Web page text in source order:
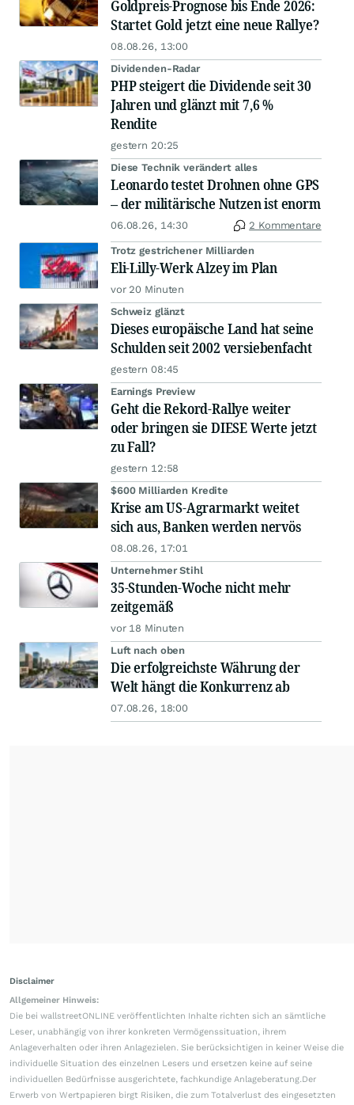
Goldpreis-Prognose bis Ende 2026:
Startet Gold jetzt eine neue Rallye?
08.08.26, 13:00
Dividenden-Radar
PHP steigert die Dividende seit 30
Jahren und glänzt mit 7,6 %
Rendite
gestern 20:25
Diese Technik verändert alles
Leonardo testet Drohnen ohne GPS
– der militärische Nutzen ist enorm
06.08.26, 14:30 2 Kommentare
Trotz gestrichener Milliarden
Eli-Lilly-Werk Alzey im Plan
vor 20 Minuten
Schweiz glänzt
Dieses europäische Land hat seine
Schulden seit 2002 versiebenfacht
gestern 08:45
Earnings Preview
Geht die Rekord-Rallye weiter
oder bringen sie DIESE Werte jetzt
zu Fall?
gestern 12:58
$600 Milliarden Kredite
Krise am US-Agrarmarkt weitet
sich aus, Banken werden nervös
08.08.26, 17:01
Unternehmer Stihl
35-Stunden-Woche nicht mehr
zeitgemäß
vor 18 Minuten
Luft nach oben
Die erfolgreichste Währung der
Welt hängt die Konkurrenz ab
07.08.26, 18:00
Disclaimer
Allgemeiner Hinweis:
Die bei wallstreetONLINE veröffentlichten Inhalte richten sich an sämtliche
Leser, unabhängig von ihrer konkreten Vermögenssituation, ihrem
Anlageverhalten oder ihren Anlagezielen. Sie berücksichtigen in keiner Weise die
individuelle Situation des einzelnen Lesers und ersetzen keine auf seine
individuellen Bedürfnisse ausgerichtete, fachkundige Anlageberatung.Der
Erwerb von Wertpapieren birgt Risiken, die zum Totalverlust des eingesetzten